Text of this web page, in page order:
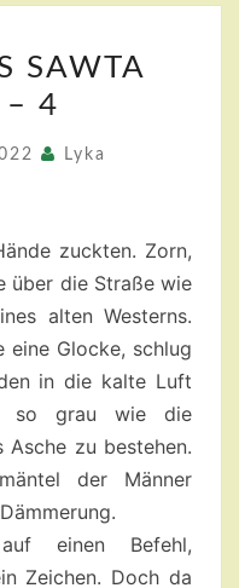
SAWTA
– 4
Lyka
zuckten. Zorn,
über die Straße wie
alten Westerns.
eine Glocke, schlug
in die kalte Luft
so grau wie die
Asche zu bestehen.
der Männer
einen Befehl,
Zeichen. Doch da